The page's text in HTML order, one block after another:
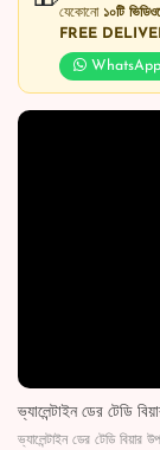
যেকোনো ১০টি
FREE
WhatsApp
ভ্যালেন্টাইন ডের টেডি
ভ্যালেন্টাইন ডের টেডি বিয়ার